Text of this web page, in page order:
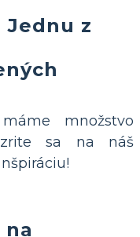
z
množstvo
sa na náš